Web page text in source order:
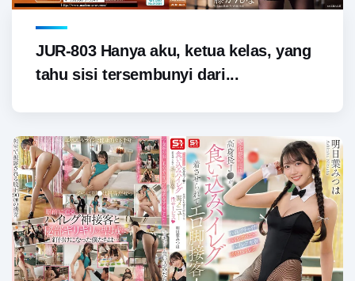
JUR-803 Hanya aku, ketua kelas, yang
tahu sisi tersembunyi dari...